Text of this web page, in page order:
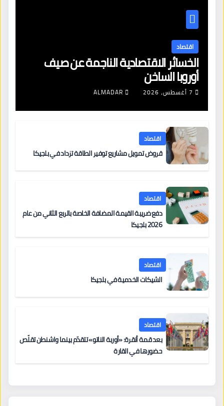
اقتصاد
الخسائر الاقتصادية الناجمة عن صيف
أوروبا الساخن
7 أغسطس، 2026 ALMADAR
اقتصاد
قروض تمويل مشاريع توفير الطاقة تزداد في بلجيكا
اقتصاد
دفع ضريبة القيمة المضافة الخاصة بالربع الثاني من عام
2026 بلجيكا
اقتصاد
الشيكات الخدمية في بلجيكا
اقتصاد
بعد قمة أنقرة: «أوربة الناتو» تتقدّم بينما واشنطن تقلّص
حضورها في القارة